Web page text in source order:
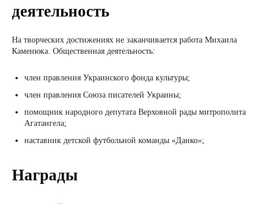
деятельность
На творческих достижениях не заканчивается работа Михаила
Каменюка. Общественная деятельность:
член правления Украинского фонда культуры;
член правления Союза писателей Украины;
помощник народного депутата Верховной рады митрополита
Агатангела;
наставник детской футбольной команды «Данко»;
Награды